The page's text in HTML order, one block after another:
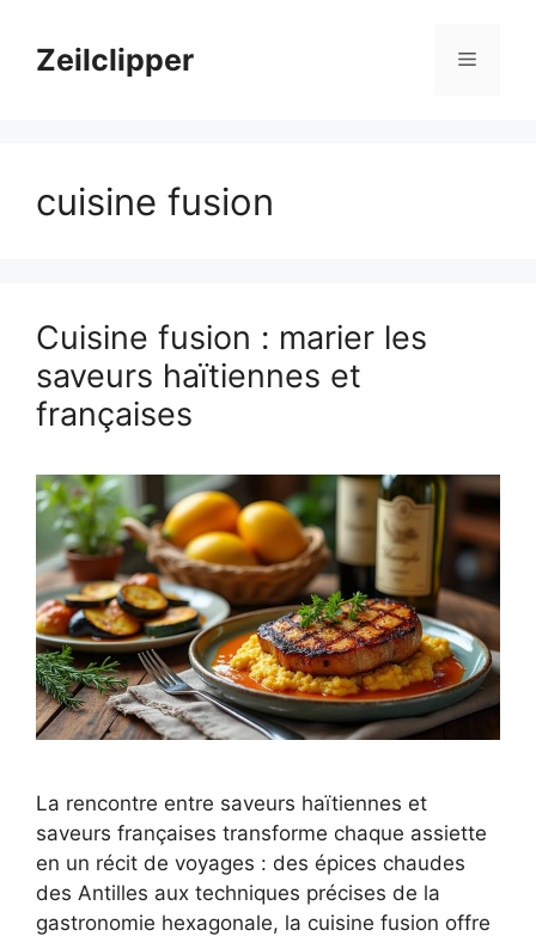
contenuZeilclipper Menu
cuisine fusion
Cuisine fusion : marier les
saveurs haïtiennes et
françaises
La rencontre entre saveurs haïtiennes et
saveurs françaises transforme chaque assiette
en un récit de voyages : des épices chaudes
des Antilles aux techniques précises de la
gastronomie hexagonale, la cuisine fusion offre